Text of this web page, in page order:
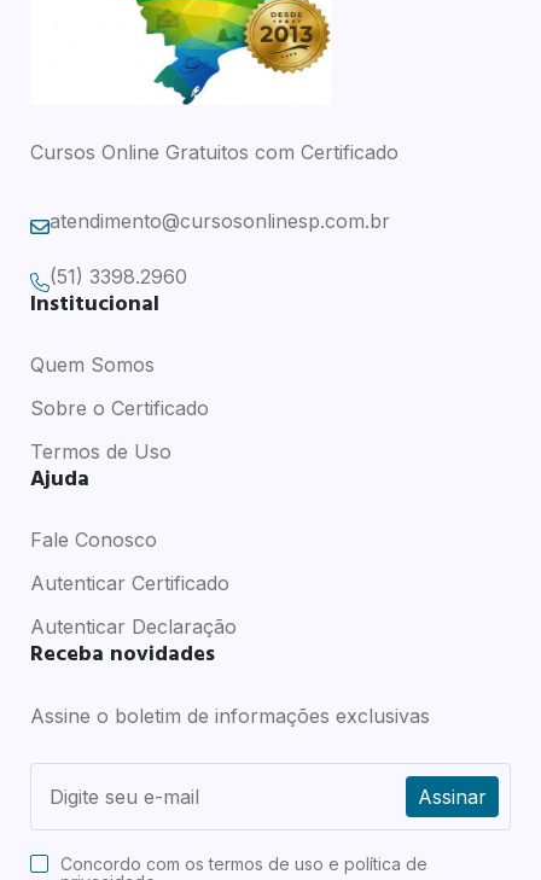
Cursos Online Gratuitos com Certificado
atendimento@cursosonlinesp.com.br
(51) 3398.2960
Institucional
Quem Somos
Sobre o Certificado
Termos de Uso
Ajuda
Fale Conosco
Autenticar Certificado
Autenticar Declaração
Receba novidades
Assine o boletim de informações exclusivas
Assinar
Concordo com ostermos de uso e política de